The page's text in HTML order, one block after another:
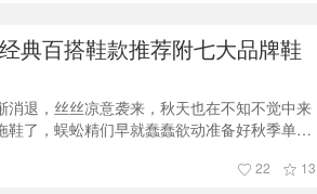
典百搭鞋款推荐附七大品牌鞋
消退，丝丝凉意袭来，秋天也在不知不觉中来
鞋了，蜈蚣精们早就蠢蠢欲动准备好秋季单鞋
活动，周末在家整理了下鞋子，跟着君君真
会特地去整理鞋子，一般换季的时候才会清理
22 13